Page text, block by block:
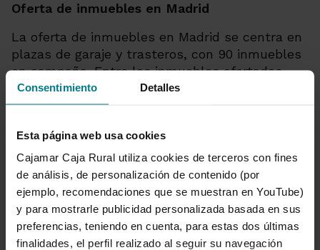
Consentimiento Detalles
Esta página web usa cookies
Cajamar Caja Rural utiliza cookies de terceros con fines
de análisis, de personalización de contenido (por
ejemplo, recomendaciones que se muestran en YouTube)
y para mostrarle publicidad personalizada basada en sus
preferencias, teniendo en cuenta, para estas dos últimas
finalidades, el perfil realizado al seguir su navegación
Oferta de inmuebles en Madrid
La oferta de inmuebles en Madrid se centra en
plazas de garaje y trasteros, con 90 inmuebles
en campaña. Entre los inmuebles ofertados,
destaca la promoción de garajes de Calle Pinto,
ubicada en el municipio de Getafe. Esta
coche, con precios desde 4.300 las de moto, y
10.800 euros las de coche, cuando antes
partían desde los 4.700 y los 11.800 euros,
respectivamente.
Oferta de inmuebles en Castilla y León